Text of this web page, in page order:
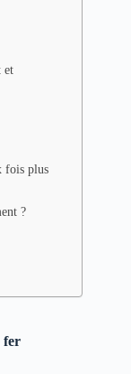
et
fois plus
?
fer